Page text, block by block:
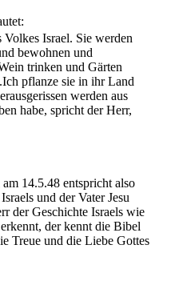
Israel. Sie werden
bewohnen und
trinken und Gärten
pflanze sie in ihr Land
werden aus
habe, spricht der Herr,
14.5.48 entspricht also
und der Vater Jesu
der Geschichte Israels wie
der kennt die Bibel
Treue und die Liebe Gottes